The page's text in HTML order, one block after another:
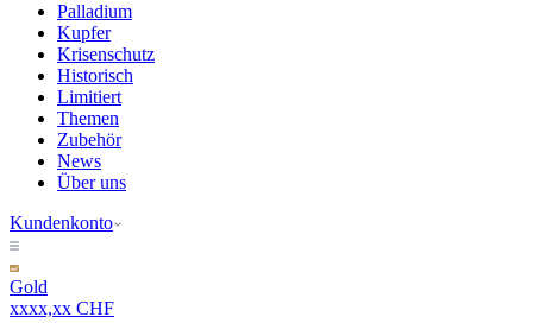
Palladium
Kupfer
Krisenschutz
Historisch
Limitiert
Themen
Zubehör
News
Über uns
Kundenkonto
Gold
xxxx,xx CHF